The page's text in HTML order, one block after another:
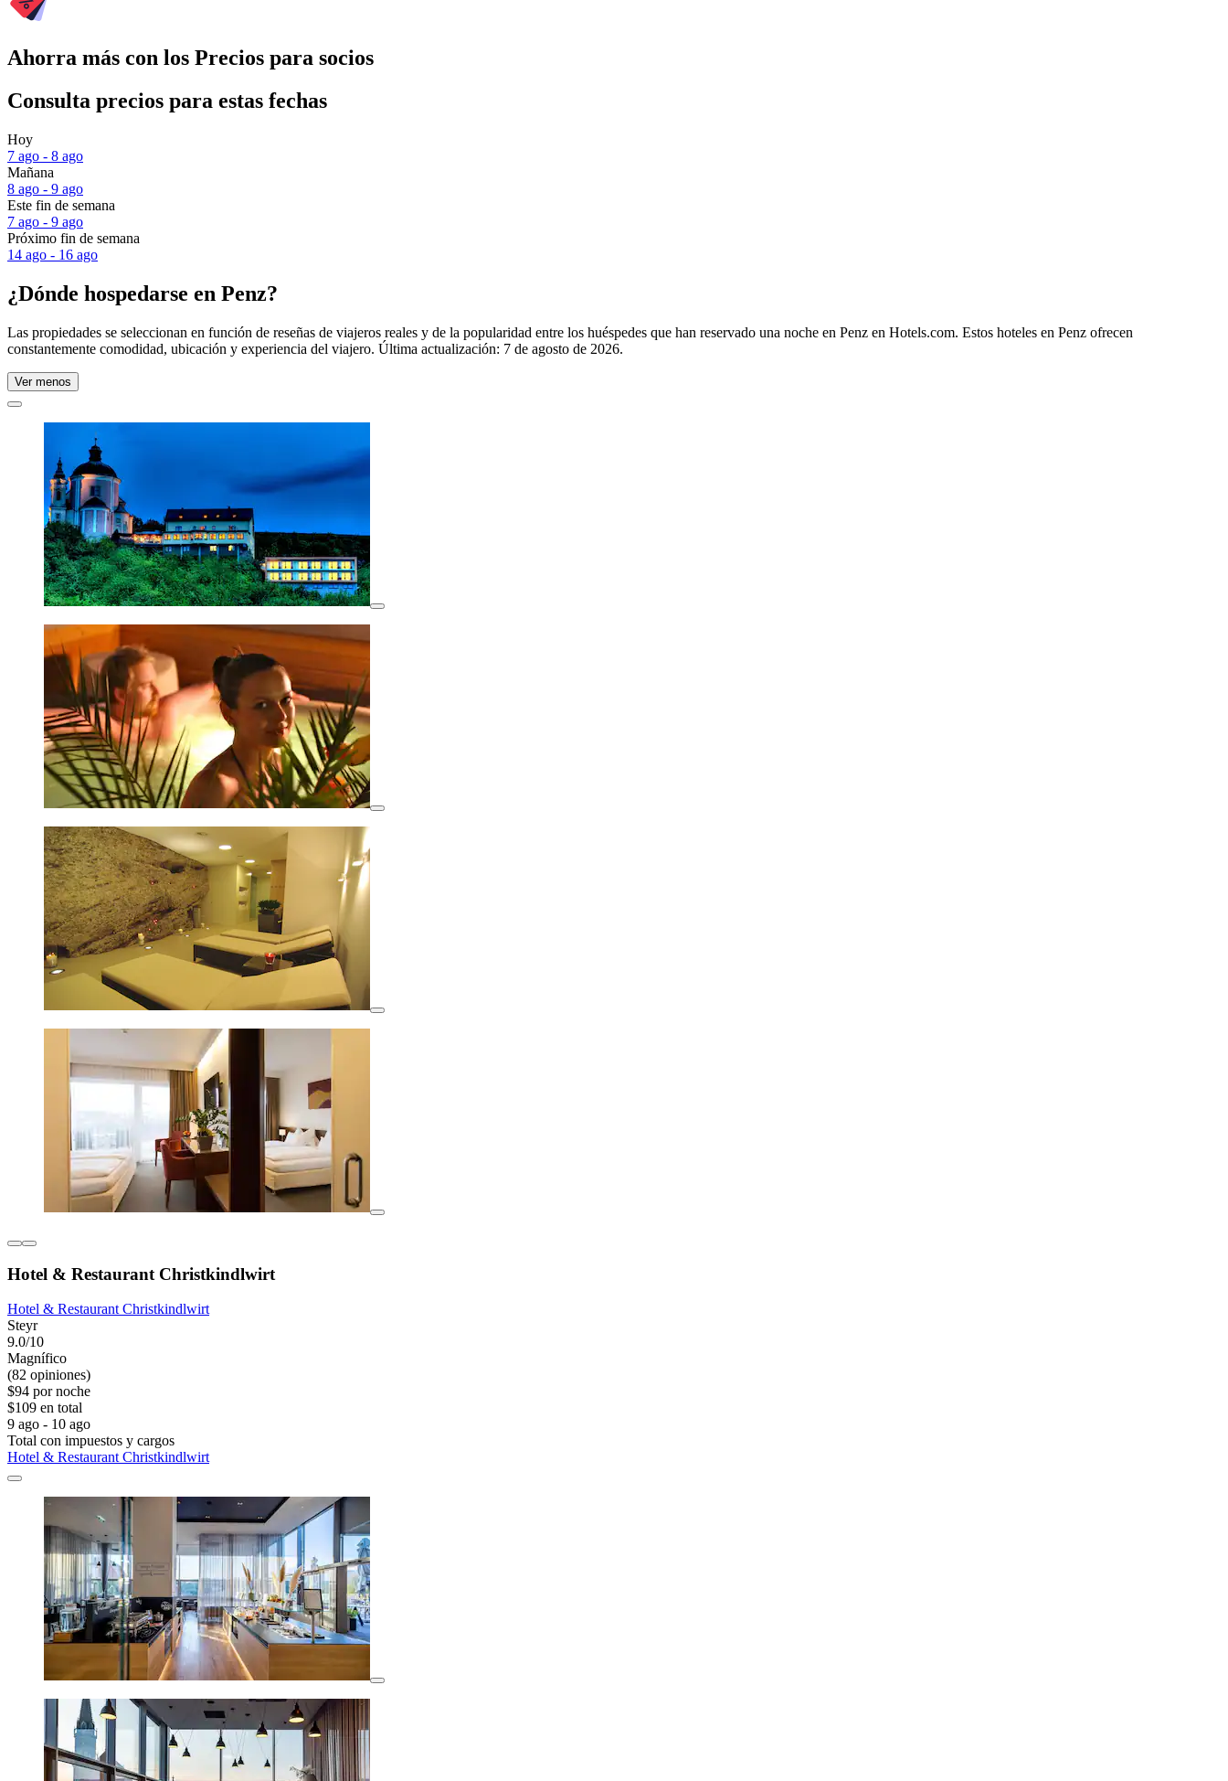
Ahorra más con los Precios para socios
Consulta precios para estas fechas
Hoy
7 ago - 8 ago
Mañana
8 ago - 9 ago
Este fin de semana
7 ago - 9 ago
Próximo fin de semana
14 ago - 16 ago
¿Dónde hospedarse en Penz?
Las propiedades se seleccionan en función de reseñas de viajeros reales y de la popularidad entre los huéspedes que han reservado una noche en Penz en Hotels.com. Estos hoteles en Penz ofrecen
constantemente comodidad, ubicación y experiencia del viajero. Última actualización: 7 de agosto de 2026.
Ver menos
Hotel & Restaurant Christkindlwirt
Hotel & Restaurant Christkindlwirt
Steyr
9.0/10
Magnífico
(82 opiniones)
$94 por noche
$109 en total
9 ago - 10 ago
Total con impuestos y cargos
Hotel & Restaurant Christkindlwirt